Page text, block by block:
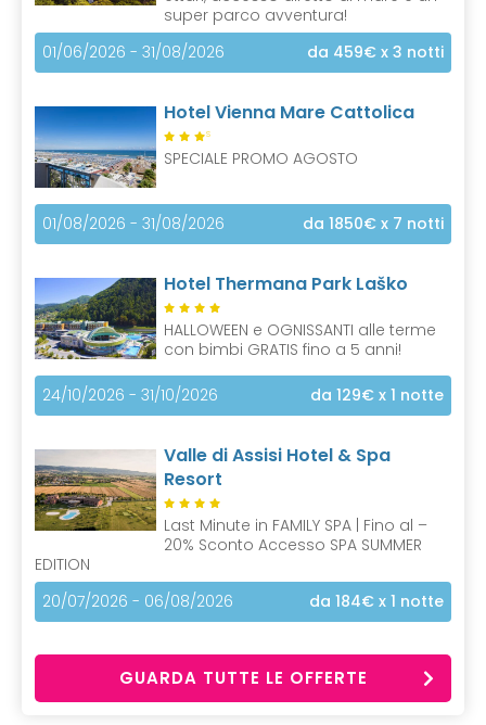
super parco avventura!
01/06/2026 - 31/08/2026
da 459€ x 3 notti
Hotel Vienna Mare Cattolica
S
SPECIALE PROMO AGOSTO
01/08/2026 - 31/08/2026 da 1850€ x 7 notti
Hotel Thermana Park Laško
HALLOWEEN e OGNISSANTI alle terme
con bimbi GRATIS fino a 5 anni!
24/10/2026 - 31/10/2026 da 129€ x 1 notte
Valle di Assisi Hotel & Spa
Resort
Last Minute in FAMILY SPA | Fino al –
20% Sconto Accesso SPA SUMMER
EDITION
20/07/2026 - 06/08/2026
da 184€ x 1 notte
GUARDA TUTTE LE OFFERTE